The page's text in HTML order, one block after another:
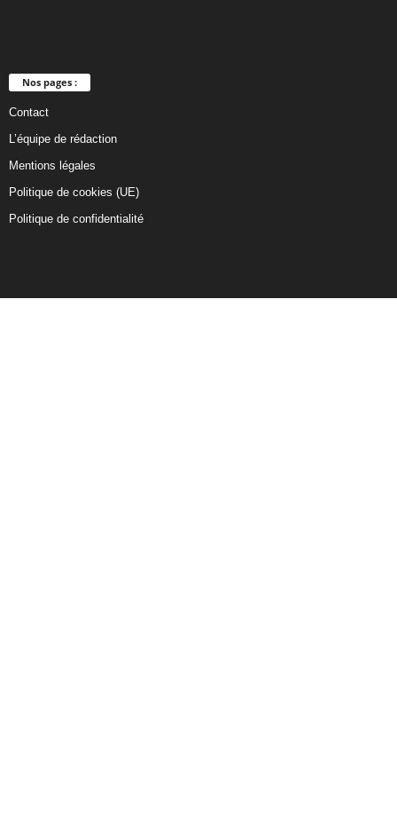
Nos pages :
Contact
L’équipe de rédaction
Mentions légales
Politique de cookies (UE)
Politique de confidentialité